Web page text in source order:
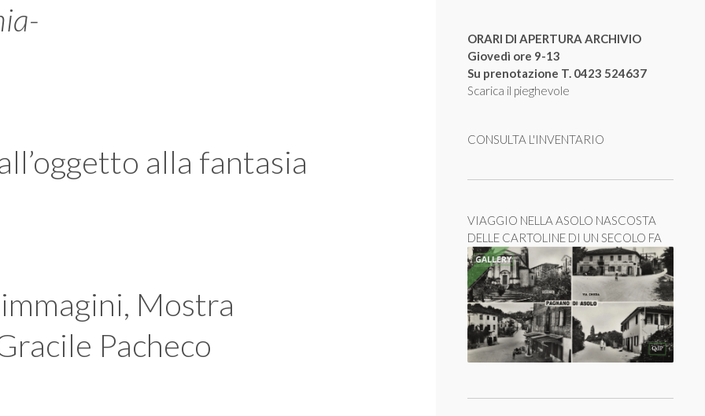
alla fantasia
Mostra
Pacheco
ORARI DI APERTURA ARCHIVIO
Giovedì ore 9-13
Su prenotazione T. 0423 524637
Scarica il pieghevole
CONSULTA L'INVENTARIO
VIAGGIO NELLA ASOLO NASCOSTA
DELLE CARTOLINE DI UN SECOLO FA